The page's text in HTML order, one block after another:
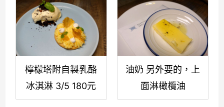
檸檬塔附自製乳酪
冰淇淋 3/5 180元
油奶 另外要的，上
面淋橄欖油